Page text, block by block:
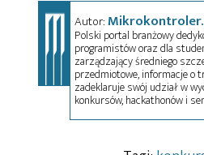
Autor:
Polski portal branżowy
programistów oraz dla
zarządzający średniego
przedmiotowe, informacje o
zadeklaruje swój udział w
konkursów, hackathonów i